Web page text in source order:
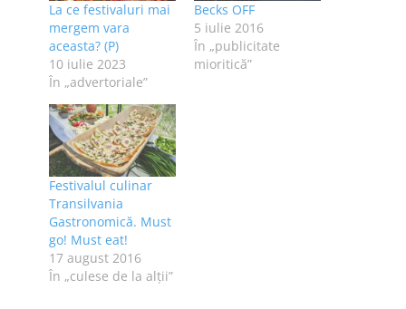
La ce festivaluri mai
mergem vara
aceasta? (P)
10 iulie 2023
În „advertoriale”
Becks OFF
5 iulie 2016
În „publicitate
mioritică”
Festivalul culinar
Transilvania
Gastronomică. Must
go! Must eat!
17 august 2016
În „culese de la alţii”